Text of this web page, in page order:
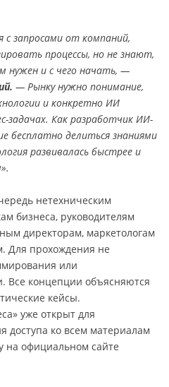
с запросами от компаний,
процессы, но не знают,
нужен и с чего начать, —
— Рынку нужно понимание,
и конкретно ИИ
задачах. Как разработчик ИИ-
бесплатно делиться знаниями
развивалась быстрее и
нетехническим
бизнеса, руководителям
директорам, маркетологам
Для прохождения не
или
Все концепции объясняются
кейсы.
уже открыт для
доступа ко всем материалам
на официальном сайте